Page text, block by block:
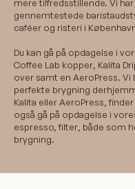
mere tilfredsstillende. Vi
gennemtestede
caféer og risteri i
Du kan gå på opdagelse i
Coffee Lab kopper, Kalita
over samt en AeroPress. Vi
perfekte brygning
Kalita eller AeroPress,
også gå på opdagelse i
espresso,filter, både som
brygning.